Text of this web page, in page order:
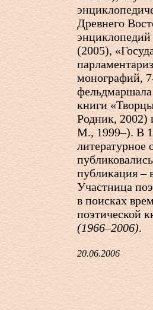
Древнего
(2005),
монографий,
книги
Родник, 2002)
М., 1999–). В
литературное
публикация –
Участница
в поисках
поэтической
(1966–2006).
20.06.2006